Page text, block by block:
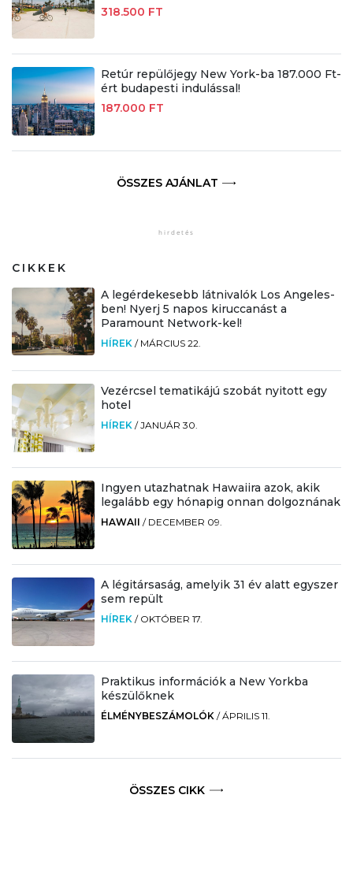
318.500 FT
Retúr repülőjegy New York-ba 187.000 Ft-
ért budapesti indulással!
187.000 FT
ÖSSZES AJÁNLAT
CIKKEK
A legérdekesebb látnivalók Los Angeles-
ben! Nyerj 5 napos kiruccanást a
Paramount Network-kel!
HÍREK / MÁRCIUS 22.
Vezércsel tematikájú szobát nyitott egy
hotel
HÍREK /JANUÁR 30.
Ingyen utazhatnak Hawaiira azok, akik
legalább egy hónapig onnan dolgoznának
HAWAII / DECEMBER 09.
A légitársaság, amelyik 31 év alatt egyszer
sem repült
HÍREK / OKTÓBER 17.
Praktikus információk a New Yorkba
készülőknek
ÉLMÉNYBESZÁMOLÓK /ÁPRILIS 11.
ÖSSZES CIKK